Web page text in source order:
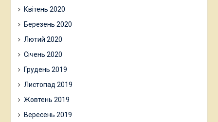
Квітень 2020
Березень 2020
Лютий 2020
Січень 2020
Грудень 2019
Листопад 2019
Жовтень 2019
Вересень 2019